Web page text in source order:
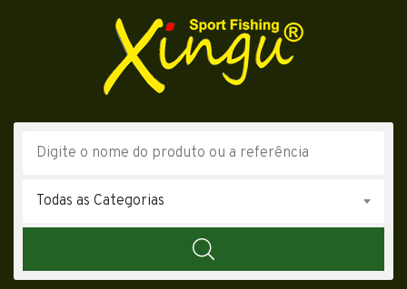
Todas as Categorias